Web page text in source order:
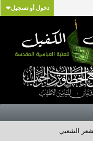
دخول أو تسجيل
الشعبي